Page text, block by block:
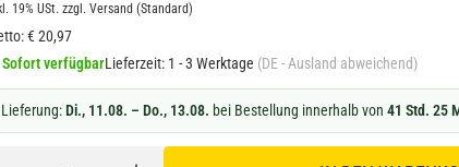
19% USt. zzgl. Versand (Standard)
€20,97
Sofort verfügbarLieferzeit: 1 - 3 Werktage (DE - Ausland abweichend)
Lieferung:Di., 11.08. – Do., 13.08. bei Bestellung innerhalb von 41 Std. 25